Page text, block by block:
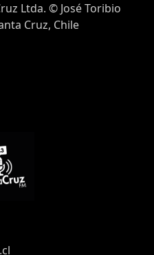
Ltda. © José Toribio
Cruz, Chile